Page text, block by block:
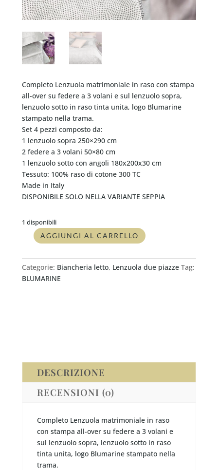
Completo Lenzuola matrimoniale in raso con stampa
all-over su federe a 3 volani e sul lenzuolo sopra,
lenzuolo sotto in raso tinta unita, logo Blumarine
stampato nella trama.
Set 4 pezzi composto da:
1 lenzuolo sopra 250×290 cm
2 federe a 3 volani 50×80 cm
1 lenzuolo sotto con angoli 180x200x30 cm
Tessuto: 100% raso di cotone 300 TC
Made in Italy
DISPONIBILE SOLO NELLA VARIANTE SEPPIA
1 disponibili
Completo
matrimoniale
Blumarine
AGGIUNGI AL CARRELLO
Categorie: Biancheria letto, Lenzuola due piazze Tag:
BLUMARINE
DESCRIZIONE
RECENSIONI (0)
Completo Lenzuola matrimoniale in raso
con stampa all-over su federe a 3 volani e
sul lenzuolo sopra, lenzuolo sotto in raso
tinta unita, logo Blumarine stampato nella
trama.